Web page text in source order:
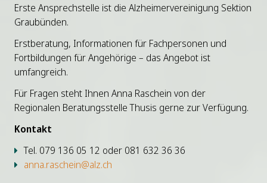
Erste Ansprechstelle ist die Alzheimervereinigung Sektion
Graubünden.
Erstberatung, Informationen für Fachpersonen und
Fortbildungen für Angehörige – das Angebot ist
umfangreich.
Für Fragen steht Ihnen Anna Raschein von der
Regionalen Beratungsstelle Thusis gerne zur Verfügung.
Kontakt
Tel. 079 136 05 12 oder 081 632 36 36
anna.raschein@alz.ch